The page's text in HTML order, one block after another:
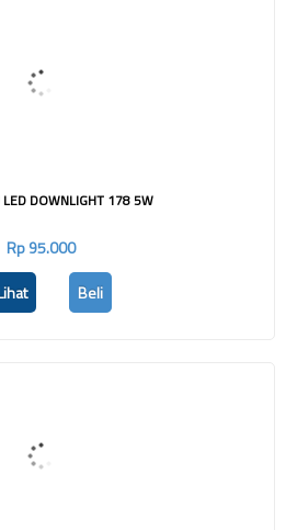
LED DOWNLIGHT 178 5W
Rp 95.000
Beli